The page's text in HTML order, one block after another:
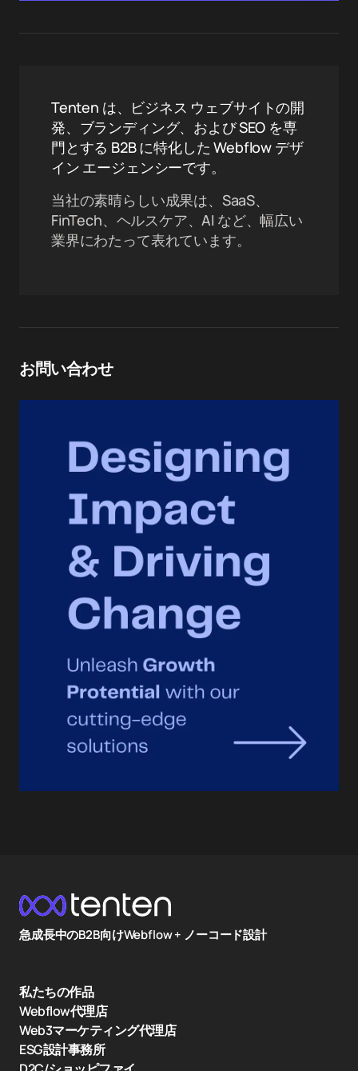
Tenten は、ビジネス ウェブサイトの開
発、ブランディング、および SEO を専
門とする B2B に特化した Webflow デザ
イン エージェンシーです。
当社の素晴らしい成果は、SaaS、
FinTech、ヘルスケア、AI など、幅広い
業界にわたって表れています。
お問い合わせ
急成長中のB2B向けWebflow + ノーコード設計
私たちの作品
Webflow代理店
Web3マーケティング代理店
ESG設計事務所